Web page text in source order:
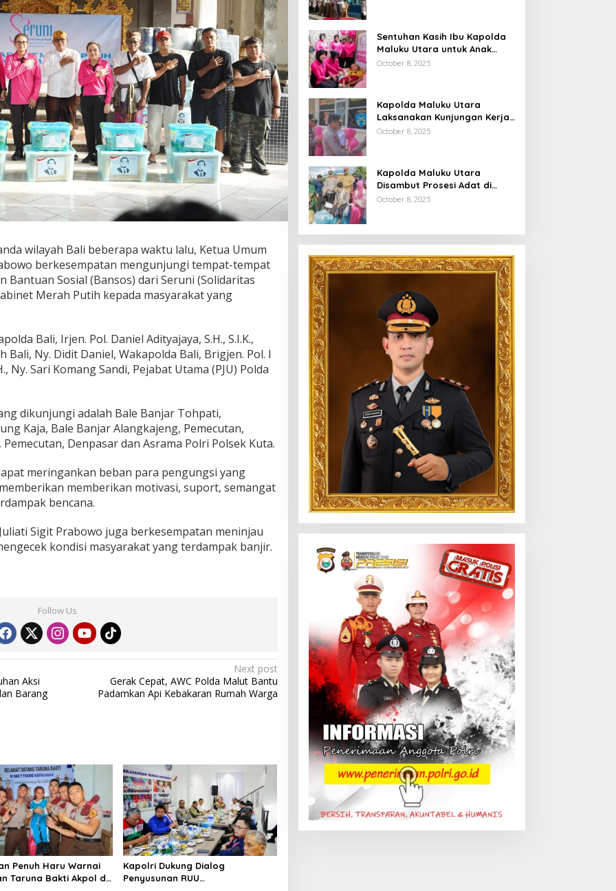
wilayah Bali beberapa waktu lalu, Ketua Umum
berkesempatan mengunjungi tempat-tempat
Sosial (Bansos) dari Seruni (Solidaritas
Merah Putih kepada masyarakat yang
Bali, Irjen. Pol. Daniel Adityajaya, S.H., S.I.K.,
Bali, Ny. Didit Daniel, Wakapolda Bali, Brigjen. Pol. I
Ny. Sari Komang Sandi, Pejabat Utama (PJU) Polda
dikunjungi adalah Bale Banjar Tohpati,
Kaja, Bale Banjar Alangkajeng, Pemecutan,
Denpasar dan Asrama Polri Polsek Kuta.
meringankan beban para pengungsi yang
memberikan motivasi, suport, semangat
bencana.
Sigit Prabowo juga berkesempatan meninjau
kondisi masyarakat yang terdampak banjir.
Follow Us
Aksi
Barang
Next post
Gerak Cepat, AWC Polda Malut Bantu
Padamkan Api Kebakaran Rumah Warga
Penuh Haru Warnai
Taruna Bakti Akpol di
Kapolri Dukung Dialog
Penyusunan RUU
Sentuhan Kasih Ibu Kapolda
Maluku Utara untuk Anak
Penyandang Hidrosefalus di
October 8, 2025
Kapolda Maluku Utara
Laksanakan Kunjungan Kerja
Di Polres Halsel
October 8, 2025
Kapolda Maluku Utara
Disambut Prosesi Adat di
Bumi Saruma
October 8, 2025